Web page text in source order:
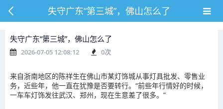
失守广东“第三城”，佛山怎么了
失守广东“第三城”，佛山怎么了
2026-07-05 12:08:12 0次
来自浙南地区的陈祥生在佛山市某灯饰城从事灯具批发、零售业
务，近些年，他一直在犹豫是否要转行。“前些年行情好的时候，
一车车灯饰发往武汉、郑州，现在生意差了很多。”